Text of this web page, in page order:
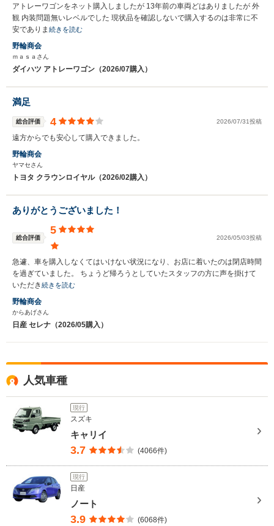
アトレーワゴンをネット購入しましたが 13年前の車両どはありましたが 外
観 内装問題無いレベルでした 現状品を確認しないで購入するのは非常に不
安でありま 続きを読む
野輪商会
ｍａｓａさん
ダイハツ アトレーワゴン（2026/07購入）
満足
総合評価 4 2026/07/31投稿
遠方からでも安心して購入できました。
野輪商会
ヤマセさん
トヨタ クラウンロイヤル（2026/02購入）
ありがとうございました！
総合評価
5
2026/05/03投稿
急遽、車を購入しなくてはいけない状況になり、お店に着いたのは閉店時間
を過ぎていました。 ちょうど帰ろうとしていたスタッフの方に声を掛けて
いただき続きを読む
野輪商会
からあげさん
日産 セレナ（2026/05購入）
人気車種
現行
スズキ
キャリイ
3.7 (4066件)
現行
日産
ノート
3.9 (6068件)